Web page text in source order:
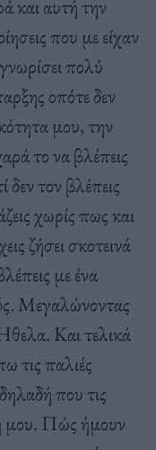
και αυτή την
που µε είχαν
πολύ
οπότε δεν
µου, την
το να βλέπεις
δεν τον βλέπεις
χωρίς πως και
ζήσει σκοτεινά
µε ένα
Μεγαλώνοντας
Και τελικά
τις παλιές
που τις
µου. Πώς ήµουν